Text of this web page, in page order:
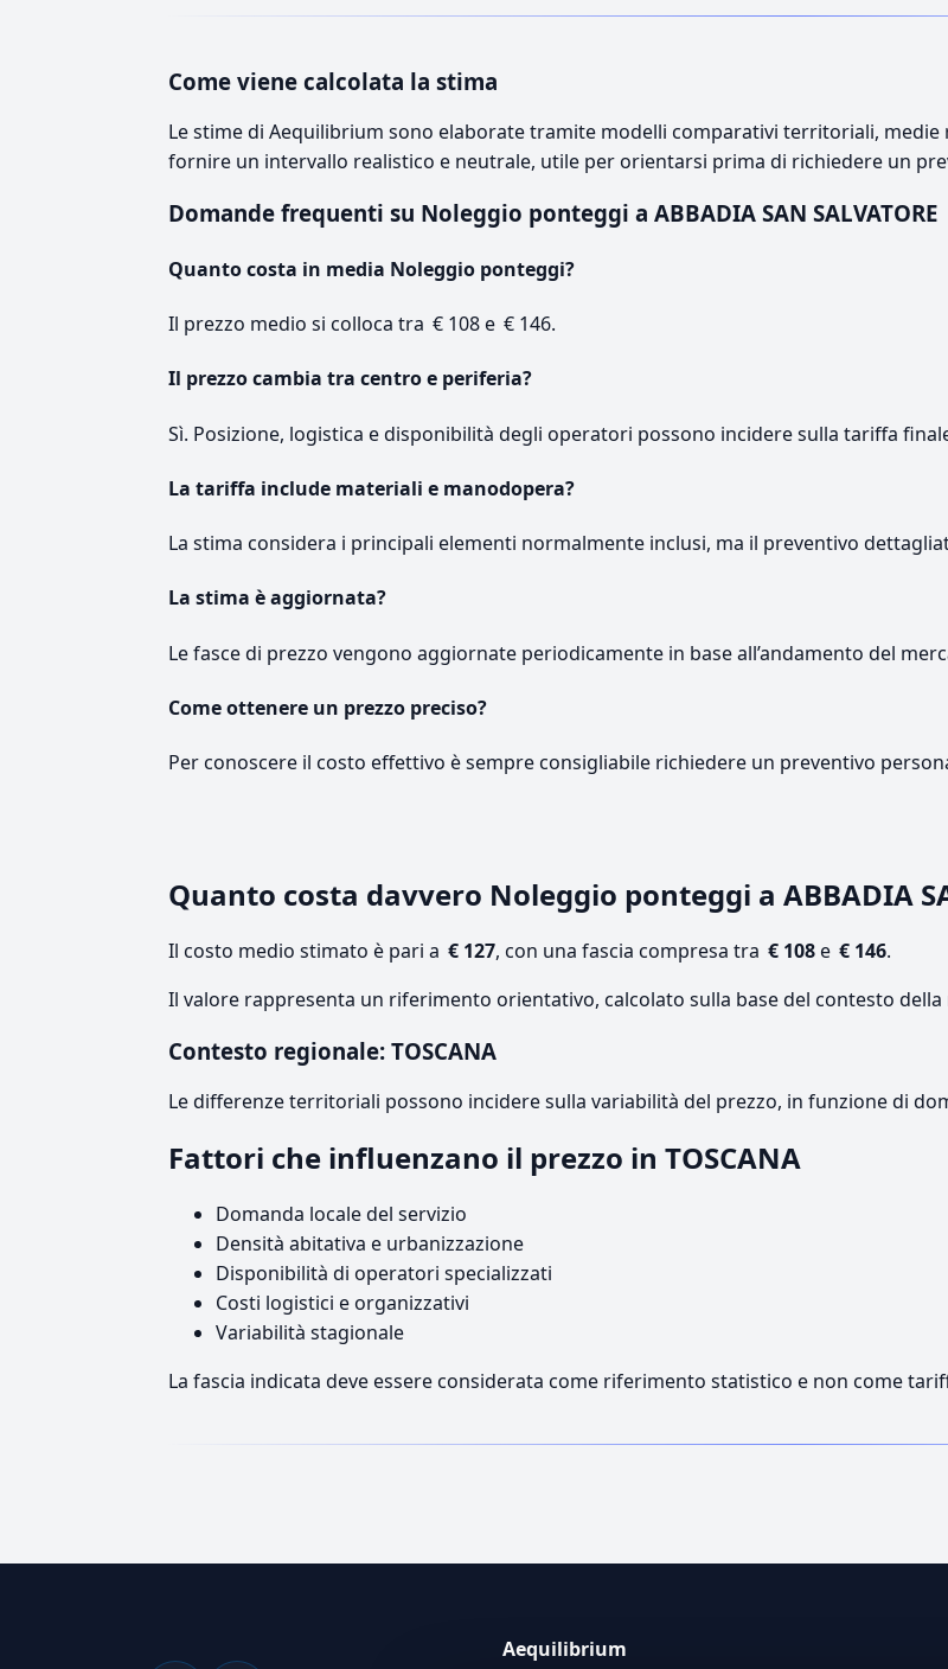
Come viene calcolata la stima
Le stime di Aequilibrium sono elaborate tramite modelli comparativi territoriali, medie
fornire un intervallo realistico e neutrale, utile per orientarsi prima di richiedere un
Domande frequenti su Noleggio ponteggi a ABBADIA SAN SALVATORE
Quanto costa in media Noleggio ponteggi?
Il prezzo medio si colloca tra € 108 e € 146.
Il prezzo cambia tra centro e periferia?
Sì. Posizione, logistica e disponibilità degli operatori possono incidere sulla tariffa
La tariffa include materiali e manodopera?
La stima considera i principali elementi normalmente inclusi, ma il preventivo
La stima è aggiornata?
Le fasce di prezzo vengono aggiornate periodicamente in base all’andamento del
Come ottenere un prezzo preciso?
Per conoscere il costo effettivo è sempre consigliabile richiedere un preventivo
Quanto costa davvero Noleggio ponteggi a ABBADIA
Il costo medio stimato è pari a € 127, con una fascia compresa tra € 108e € 146.
Il valore rappresenta un riferimento orientativo, calcolato sulla base del contesto della
Contesto regionale: TOSCANA
Le differenze territoriali possono incidere sulla variabilità del prezzo, in funzione di
Fattori che influenzano il prezzo in TOSCANA
Domanda locale del servizio
Densità abitativa e urbanizzazione
Disponibilità di operatori specializzati
Costi logistici e organizzativi
Variabilità stagionale
La fascia indicata deve essere considerata come riferimento statistico e non come
Aequilibrium